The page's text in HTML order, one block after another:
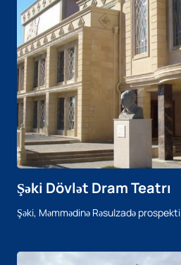
Şəki Dövlət Dram Teatrı
Şəki, Məmmədinə Rəsulzadə prospekti